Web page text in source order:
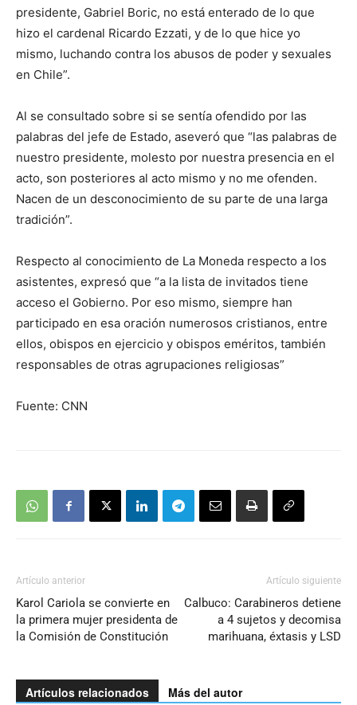
presidente, Gabriel Boric, no está enterado de lo que
hizo el cardenal Ricardo Ezzati, y de lo que hice yo
mismo, luchando contra los abusos de poder y sexuales
en Chile”.
Al se consultado sobre si se sentía ofendido por las
palabras del jefe de Estado, aseveró que “las palabras de
nuestro presidente, molesto por nuestra presencia en el
acto, son posteriores al acto mismo y no me ofenden.
Nacen de un desconocimiento de su parte de una larga
tradición”.
Respecto al conocimiento de La Moneda respecto a los
asistentes, expresó que “a la lista de invitados tiene
acceso el Gobierno. Por eso mismo, siempre han
participado en esa oración numerosos cristianos, entre
ellos, obispos en ejercicio y obispos eméritos, también
responsables de otras agrupaciones religiosas”
Fuente: CNN
Artículo anterior
Karol Cariola se convierte en
la primera mujer presidenta de
la Comisión de Constitución
Artículo siguiente
Calbuco: Carabineros detiene
a 4 sujetos y decomisa
marihuana, éxtasis y LSD
Artículos relacionados Más del autor